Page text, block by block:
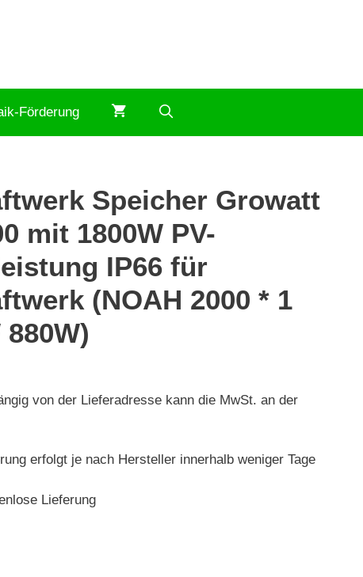
Förderung
Speicher Growatt
mit 1800W PV-
IP66 für
(NOAH 2000 * 1
880W)
von der Lieferadresse kann die MwSt. an der
erfolgt je nach Hersteller innerhalb weniger Tage
Lieferung